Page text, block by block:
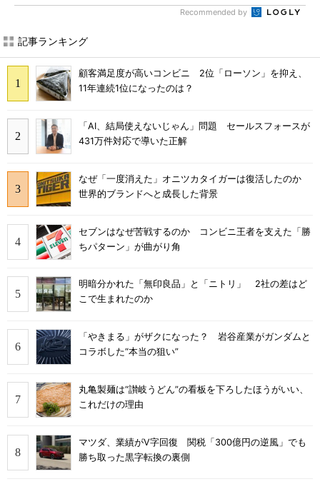
Recommended by
記事ランキング
顧客満足度が高いコンビニ 2位「ローソン」を抑え、
11年連続1位になったのは？
「AI、結局使えないじゃん」問題 セールスフォースが
431万件対応で導いた正解
なぜ「一度消えた」オニツカタイガーは復活したのか
世界的ブランドへと成長した背景
セブンはなぜ苦戦するのか コンビニ王者を支えた「勝
ちパターン」が曲がり角
明暗分かれた「無印良品」と「ニトリ」 2社の差はど
こで生まれたのか
「やきまる」がザクになった？ 岩谷産業がガンダムと
コラボした“本当の狙い”
丸亀製麺は“讃岐うどん”の看板を下ろしたほうがいい、
これだけの理由
マツダ、業績がV字回復 関税「300億円の逆風」でも
勝ち取った黒字転換の裏側